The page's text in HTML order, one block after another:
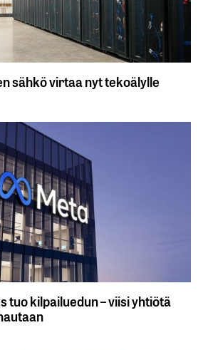
sähkö virtaa nyt tekoälylle
tuo kilpailuedun – viisi yhtiötä